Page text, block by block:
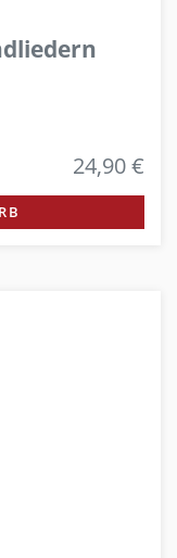
24,90 €